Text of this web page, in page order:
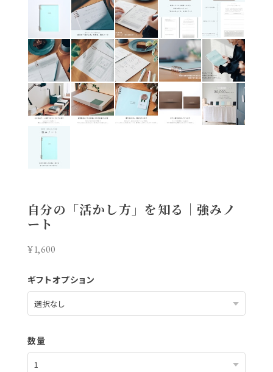
自分の「活かし方」を知る｜強みノ
ート
¥1,600
ギフトオプション
数量